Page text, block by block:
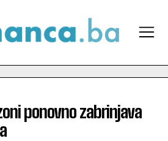
ponovno zabrinjava